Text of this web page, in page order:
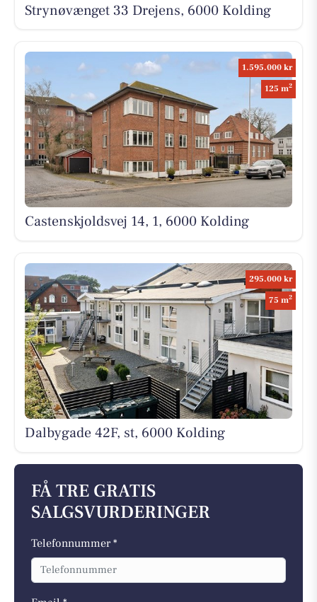
Strynøvænget 33 Drejens, 6000 Kolding
1.595.000 kr
125 m2
Castenskjoldsvej 14, 1, 6000 Kolding
295.000 kr
75 m2
Dalbygade 42F, st, 6000 Kolding
FÅ TRE GRATIS
SALGSVURDERINGER
Telefonnummer *